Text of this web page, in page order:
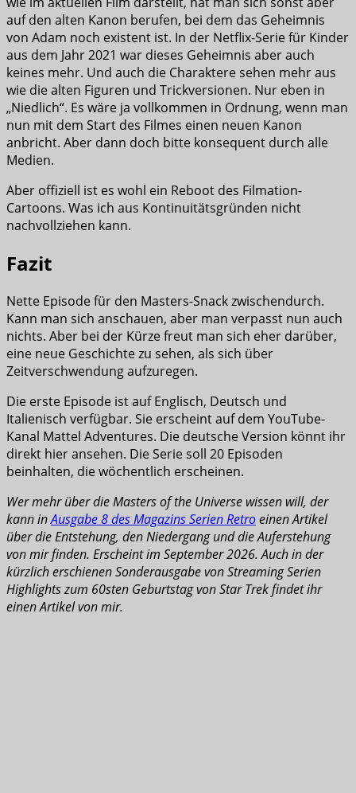
auf den alten Kanon berufen, bei dem das Geheimnis
von Adam noch existent ist. In der Netflix-Serie für Kinder
aus dem Jahr 2021 war dieses Geheimnis aber auch
keines mehr. Und auch die Charaktere sehen mehr aus
wie die alten Figuren und Trickversionen. Nur eben in
„Niedlich“. Es wäre ja vollkommen in Ordnung, wenn man
nun mit dem Start des Filmes einen neuen Kanon
anbricht. Aber dann doch bitte konsequent durch alle
Medien.
Aber offiziell ist es wohl ein Reboot des Filmation-
Cartoons. Was ich aus Kontinuitätsgründen nicht
nachvollziehen kann.
Fazit
Nette Episode für den Masters-Snack zwischendurch.
Kann man sich anschauen, aber man verpasst nun auch
nichts. Aber bei der Kürze freut man sich eher darüber,
eine neue Geschichte zu sehen, als sich über
Zeitverschwendung aufzuregen.
Die erste Episode ist auf Englisch, Deutsch und
Italienisch verfügbar. Sie erscheint auf dem YouTube-
Kanal Mattel Adventures. Die deutsche Version könnt ihr
direkt hier ansehen. Die Serie soll 20 Episoden
beinhalten, die wöchentlich erscheinen.
Wer mehr über die Masters of the Universe wissen will, der
kann inAusgabe 8 des Magazins Serien Retroeinen Artikel
über die Entstehung, den Niedergang und die Auferstehung
von mir finden. Erscheint im September 2026. Auch in der
kürzlich erschienen Sonderausgabe von Streaming Serien
Highlights zum 60sten Geburtstag von Star Trek findet ihr
einen Artikel von mir.